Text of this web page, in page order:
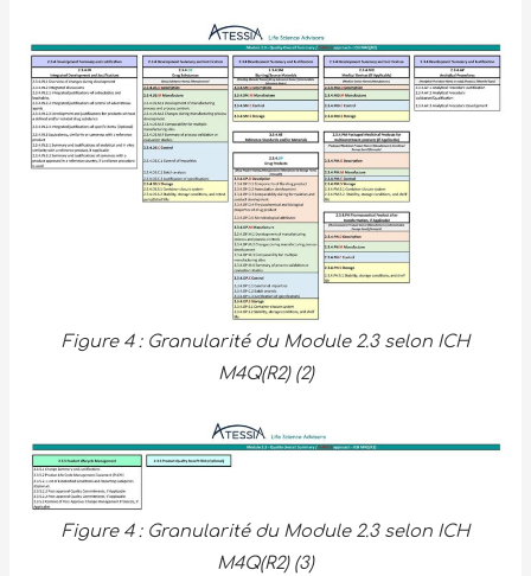
Figure 4 : Granularité du Module 2.3 selon ICH
M4Q(R2) (2)
Figure 4 : Granularité du Module 2.3 selon ICH
M4Q(R2) (3)